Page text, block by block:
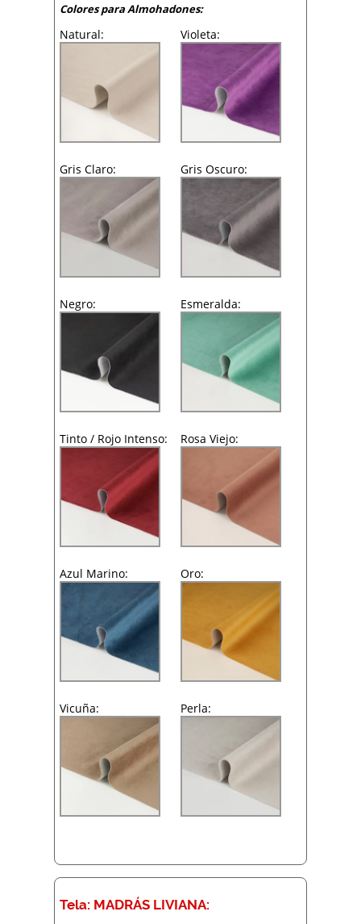
Colores para Almohadones:
Natural: Violeta:
Gris Claro: Gris Oscuro:
Negro: Esmeralda:
Tinto / Rojo Intenso: Rosa Viejo:
Azul Marino: Oro:
Vicuña: Perla:
Tela: MADRÁS LIVIANA: